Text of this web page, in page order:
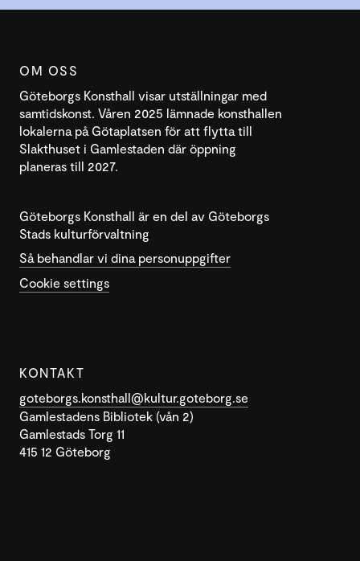
OM OSS
Göteborgs Konsthall visar utställningar med
samtidskonst. Våren 2025 lämnade konsthallen
lokalerna på Götaplatsen för att flytta till
Slakthuset i Gamlestaden där öppning
planeras till 2027.
Göteborgs Konsthall är en del av Göteborgs
Stads kulturförvaltning
Så behandlar vi dina personuppgifter
Cookie settings
KONTAKT
goteborgs.konsthall@kultur.goteborg.se
Gamlestadens Bibliotek (vån 2)
Gamlestads Torg 11
415 12 Göteborg